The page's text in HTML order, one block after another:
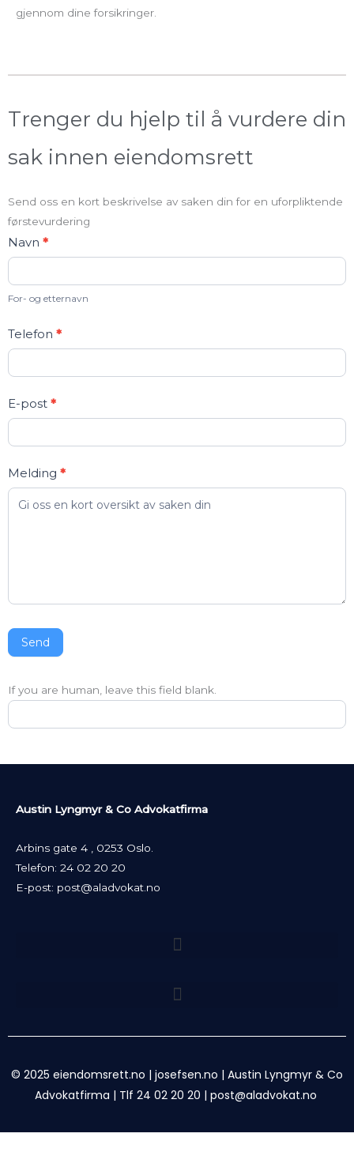
gjennom dine forsikringer.
Trenger du hjelp til å vurdere din
sak innen eiendomsrett
Send oss en kort beskrivelse av saken din for en uforpliktende
førstevurdering
Kontakt
oss
Navn *
For- og etternavn
Telefon *
E-post *
Melding *
Send
If you are human, leave this field blank.
Austin Lyngmyr & Co Advokatfirma
Arbins gate 4 , 0253 Oslo.
Telefon: 24 02 20 20
E-post: post@aladvokat.no
© 2025 eiendomsrett.no | josefsen.no | Austin Lyngmyr & Co
Advokatfirma | Tlf 24 02 20 20 | post@aladvokat.no